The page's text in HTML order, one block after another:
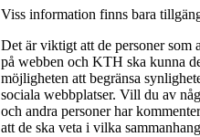
Viss information finns bara
Det är viktigt att de personer
på webben och KTH ska kunna
möjligheten att begränsa
sociala webbplatser. Vill du av
och andra personer har
att de ska veta i vilka